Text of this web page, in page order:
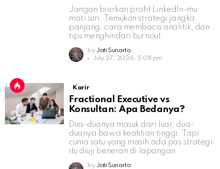
Jangan biarkan profil LinkedIn-mu
mati suri. Temukan strategi jangka
panjang, cara membaca analitik, dan
tips menghindari burnout.
by Jati Sunarto
July 27, 2026, 5:08 pm
Karir
Fractional Executive vs
Konsultan: Apa Bedanya?
Dua-duanya masuk dari luar, dua-
duanya bawa keahlian tinggi. Tapi
cuma satu yang masih ada pas strategi
itu diuji beneran di lapangan.
by Jati Sunarto